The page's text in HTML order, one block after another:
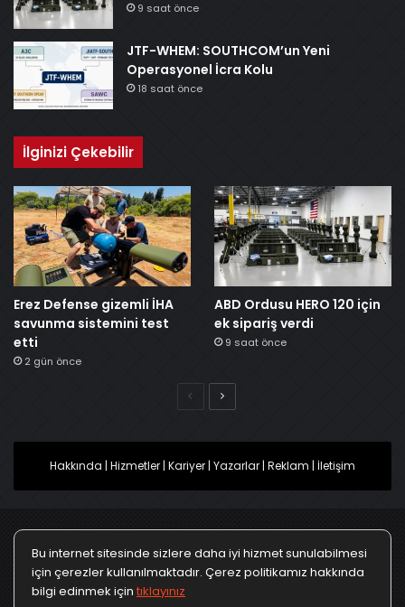
9 saat önce
JTF-WHEM: SOUTHCOM’un Yeni
Operasyonel İcra Kolu
18 saat önce
İlginizi Çekebilir
Erez Defense gizemli İHA
savunma sistemini test
etti
2 gün önce
ABD Ordusu HERO 120 için
ek sipariş verdi
9 saat önce
ÖncekiSonraki
Hakkında | Hizmetler | Kariyer | Yazarlar | Reklam | İletişim
Ana Sayfa Gizlilik Politikası
Çerez Politikası
Kullanım Koşulları
KVKK Politikası
Bu internet sitesinde sizlere daha iyi hizmet sunulabilmesi
için çerezler kullanılmaktadır. Çerez politikamız hakkında
bilgi edinmek için tıklayınız